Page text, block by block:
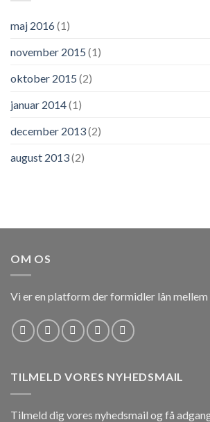
maj 2016(1)
november 2015 (1)
oktober 2015 (2)
januar 2014(1)
december 2013(2)
august 2013(2)
OM OS
Vi er en platform der formidler lån
TILMELD VORES NYHEDSMAIL
Tilmeld dig vores nyhedsmail og få